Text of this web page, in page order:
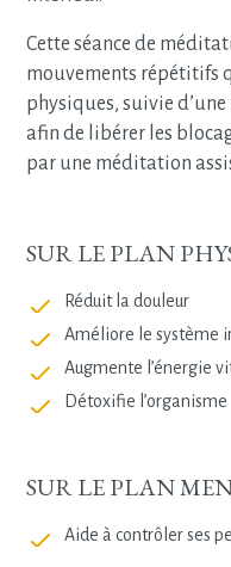
Cette séance de
mouvements répétitifs
physiques, suivie
afin de libérer les
par une méditation
SUR LE PLAN
Réduit la douleur
Améliore le système
Augmente l’énergie
Détoxifie l’organisme
SUR LE PLAN
Aide à contrôler ses